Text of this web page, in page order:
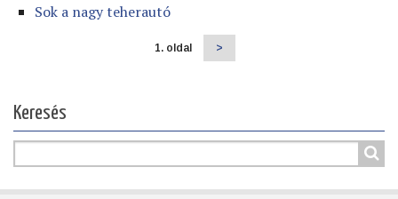
Sok a nagy teherautó
1. oldal
Következő
oldal
>
Keresés